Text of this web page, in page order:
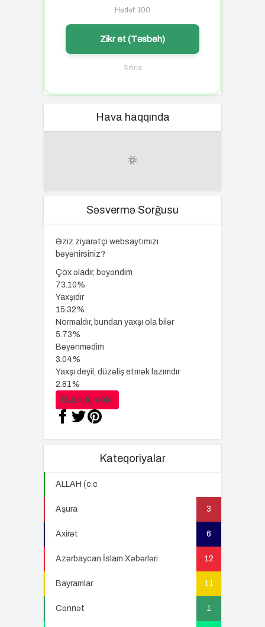
Hədəf: 100
Zikr et (Təsbeh)
Sıfırla
Hava haqqında
Səsvermə Sorğusu
Əziz ziyarətçi websaytımızı
bəyənirsiniz?
Çox əladır, bəyəndim
73.10%
Yaxşıdır
15.32%
Normaldır, bundan yaxşı ola bilər
5.73%
Bəyənmədim
3.04%
Yaxşı deyil, düzəliş etmək lazımdır
2.81%
Back to vote
Kateqoriyalar
ALLAH (c.c
Aşura 3
Axirət 6
Azərbaycan İslam Xəbərləri 12
Bayramlar 11
Cənnət 1